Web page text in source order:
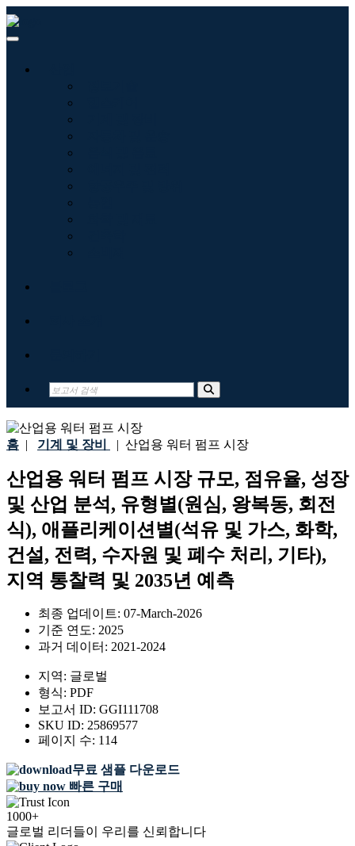
홈 | 기계 및 장비 | 산업용 워터 펌프 시장
산업용 워터 펌프 시장 규모, 점유율, 성장
및 산업 분석, 유형별(원심, 왕복동, 회전
식), 애플리케이션별(석유 및 가스, 화학,
건설, 전력, 수자원 및 폐수 처리, 기타),
지역 통찰력 및 2035년 예측
최종 업데이트: 07-March-2026
기준 연도: 2025
과거 데이터: 2021-2024
지역: 글로벌
형식: PDF
보고서 ID: GGI111708
SKU ID: 25869577
페이지 수: 114
무료 샘플 다운로드
빠른 구매
1000+
글로벌 리더들이 우리를 신뢰합니다